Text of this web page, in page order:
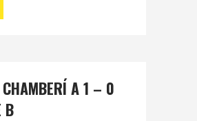
CHAMBERÍ A 1 – 0
B